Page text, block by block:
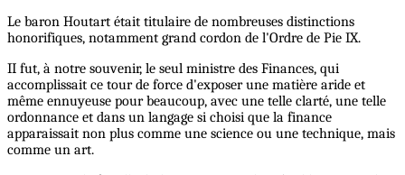
Le baron Houtart était titulaire de nombreuses distinctions
honorifiques, notamment grand cordon de l'Ordre de Pie IX.
II fut, à notre souvenir, le seul ministre des Finances, qui
accomplissait ce tour de force d'exposer une matière aride et
même ennuyeuse pour beaucoup, avec une telle clarté, une telle
ordonnance et dans un langage si choisi que la finance
apparaissait non plus comme une science ou une technique, mais
comme un art.